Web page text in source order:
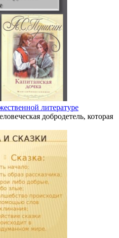
литературе
добродетель, которая